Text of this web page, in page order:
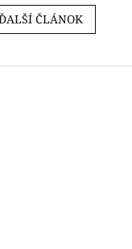
ČLÁNOK